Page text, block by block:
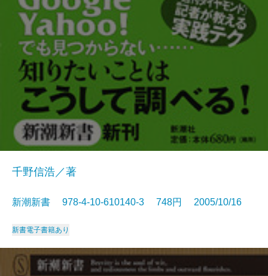
千野信浩／著
新潮新書 978-4-10-610140-3 748円 2005/10/16
新書電子書籍あり